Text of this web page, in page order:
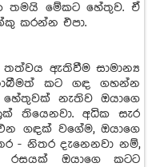
තමයි මේකට හේතුව. ඒ
කරන්න එපා.
ඇතිවීම සාමාන්‍ය
කට ගඳ ගහන්න
නැතිව ඔයාගෙ
තියෙනවා. අධික සැර
ගඳක් වගේම, ඔයාගෙ
- නිතර දැනෙනවා නම්,
ඔයාගෙ කටට